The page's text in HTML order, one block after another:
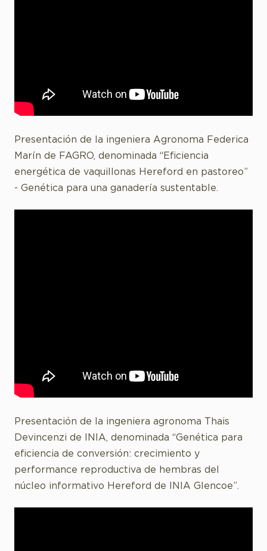
Presentación de la ingeniera Agronoma Federica
Marín de FAGRO, denominada “Eficiencia
energética de vaquillonas Hereford en pastoreo”
- Genética para una ganadería sustentable.
Presentación de la ingeniera agronoma Thais
Devincenzi de INIA, denominada “Genética para
eficiencia de conversión: crecimiento y
performance reproductiva de hembras del
núcleo informativo Hereford de INIA Glencoe”.